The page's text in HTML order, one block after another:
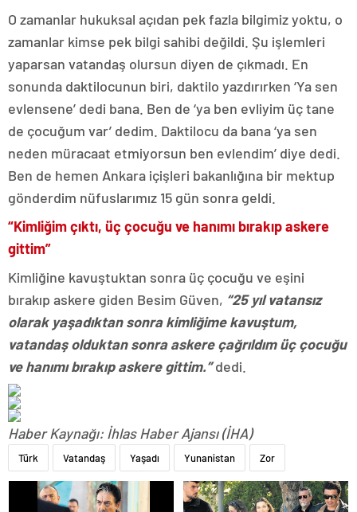
O zamanlar hukuksal açıdan pek fazla bilgimiz yoktu, o
zamanlar kimse pek bilgi sahibi değildi. Şu işlemleri
yaparsan vatandaş olursun diyen de çıkmadı. En
sonunda daktilocunun biri, daktilo yazdırırken ‘Ya sen
evlensene’ dedi bana. Ben de ‘ya ben evliyim üç tane
de çocuğum var’ dedim. Daktilocu da bana ‘ya sen
neden müracaat etmiyorsun ben evlendim’ diye dedi.
Ben de hemen Ankara içişleri bakanlığına bir mektup
gönderdim nüfuslarımız 15 gün sonra geldi.
“Kimliğim çıktı, üç çocuğu ve hanımı bırakıp askere
gittim”
Kimliğine kavuştuktan sonra üç çocuğu ve eşini
bırakıp askere giden Besim Güven, “25 yıl vatansız
olarak yaşadıktan sonra kimliğime kavuştum,
vatandaş olduktan sonra askere çağrıldım üç çocuğu
ve hanımı bırakıp askere gittim.”dedi.
Haber Kaynağı: İhlas Haber Ajansı (İHA)
Türk Vatandaş Yaşadı Yunanistan Zor